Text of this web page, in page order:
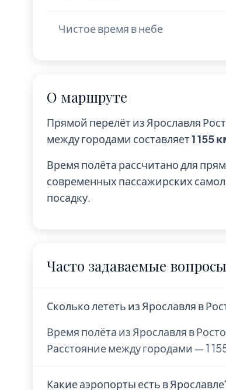
Чистое время в небе
О маршруте
Прямой перелёт из Ярославля
между городами составляет1 155
Время полёта рассчитано для
современных пассажирских
посадку.
Часто задаваемые вопросы
Сколько лететь из Ярославля в
Время полёта из Ярославля в
Расстояние между городами — 1
Какие аэропорты есть в